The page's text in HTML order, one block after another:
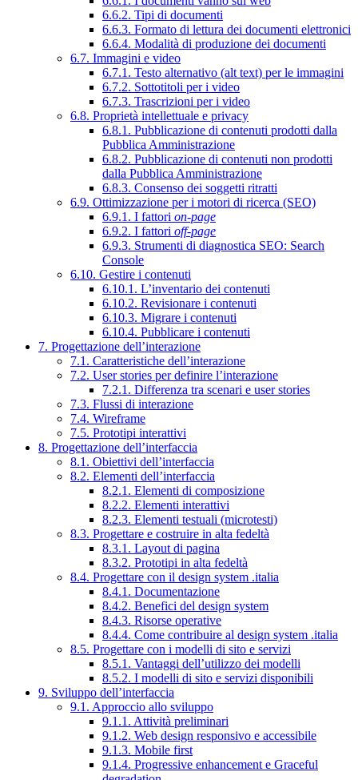
6.6.2. Tipi di documenti
6.6.3. Formato di lettura dei documenti elettronici
6.6.4. Modalità di produzione dei documenti
6.7. Immagini e video
6.7.1. Testo alternativo (alt text) per le immagini
6.7.2. Sottotitoli per i video
6.7.3. Trascrizioni per i video
6.8. Proprietà intellettuale e privacy
6.8.1. Pubblicazione di contenuti prodotti dalla
Pubblica Amministrazione
6.8.2. Pubblicazione di contenuti non prodotti
dalla Pubblica Amministrazione
6.8.3. Consenso dei soggetti ritratti
6.9. Ottimizzazione per i motori di ricerca (SEO)
6.9.1. I fattori on-page
6.9.2. I fattori off-page
6.9.3. Strumenti di diagnostica SEO: Search
Console
6.10. Gestire i contenuti
6.10.1. L’inventario dei contenuti
6.10.2. Revisionare i contenuti
6.10.3. Migrare i contenuti
6.10.4. Pubblicare i contenuti
7. Progettazione dell’interazione
7.1. Caratteristiche dell’interazione
7.2. User stories per definire l’interazione
7.2.1. Differenza tra scenari e user stories
7.3. Flussi di interazione
7.4. Wireframe
7.5. Prototipi interattivi
8. Progettazione dell’interfaccia
8.1. Obiettivi dell’interfaccia
8.2. Elementi dell’interfaccia
8.2.1. Elementi di composizione
8.2.2. Elementi interattivi
8.2.3. Elementi testuali (microtesti)
8.3. Progettare e costruire in alta fedeltà
8.3.1. Layout di pagina
8.3.2. Prototipi in alta fedeltà
8.4. Progettare con il design system .italia
8.4.1. Documentazione
8.4.2. Benefici del design system
8.4.3. Risorse operative
8.4.4. Come contribuire al design system .italia
8.5. Progettare con i modelli di sito e servizi
8.5.1. Vantaggi dell’utilizzo dei modelli
8.5.2. I modelli di sito e servizi disponibili
9. Sviluppo dell’interfaccia
9.1. Approccio allo sviluppo
9.1.1. Attività preliminari
9.1.2. Web design responsivo e accessibile
9.1.3. Mobile first
9.1.4. Progressive enhancement e Graceful